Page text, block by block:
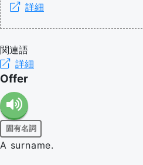
詳細
関連語
詳細
Offer
固有名詞
A surname.